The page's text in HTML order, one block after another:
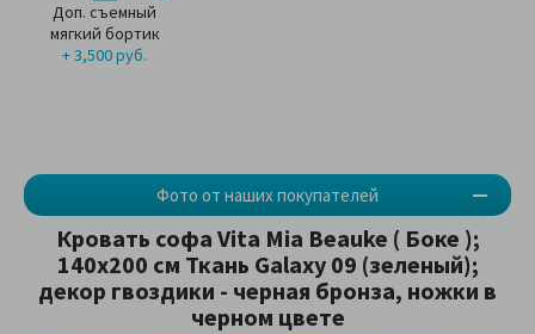
Доп. съемный
мягкий бортик
+ 3,500 руб.
Фото от наших покупателей
Кровать софа Vita Mia Beauke ( Боке );
140x200 см Ткань Galaxy 09 (зеленый);
декор гвоздики - черная бронза, ножки в
черном цвете